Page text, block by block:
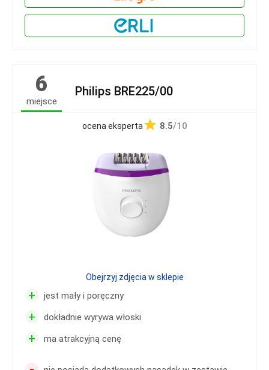
6
miejsce
Philips BRE225/00
ocena eksperta 8.5/10
+ jest mały i poręczny
+ dokładnie wyrywa włoski
+ ma atrakcyjną cenę
Obejrzyj zdjęcia w sklepie